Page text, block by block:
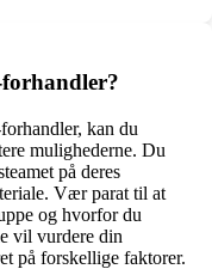
kan du
mulighederne. Du
på deres
Vær parat til at
og hvorfor du
vil vurdere din
på forskellige faktorer.